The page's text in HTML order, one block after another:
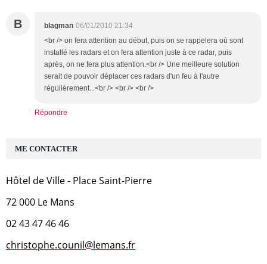
B blagman 06/01/2010 21:34
<br /> on fera attention au début, puis on se rappelera où sont
installé les radars et on fera attention juste à ce radar, puis
après, on ne fera plus attention.<br /> Une meilleure solution
serait de pouvoir déplacer ces radars d'un feu à l'autre
régulièrement...<br /> <br /> <br />
Répondre
ME CONTACTER
Hôtel de Ville - Place Saint-Pierre
72 000 Le Mans
02 43 47 46 46
christophe.counil@lemans.fr